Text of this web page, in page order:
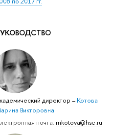
директор– Котова
Викторовна
почта: mkotova@hse.ru